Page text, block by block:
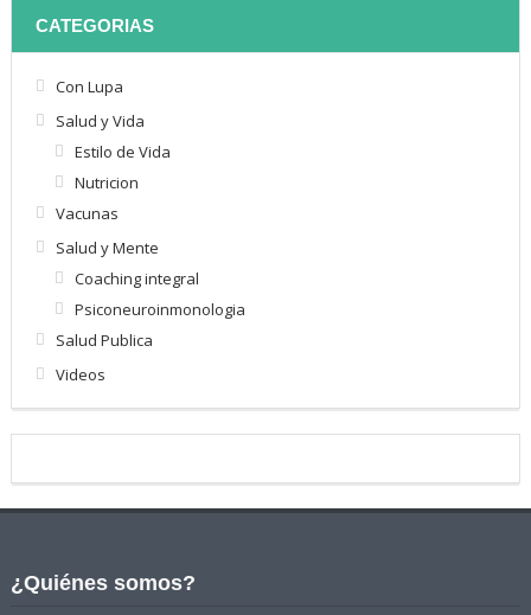
CATEGORIAS
Con Lupa
Salud y Vida
Estilo de Vida
Nutricion
Vacunas
Salud y Mente
Coaching integral
Psiconeuroinmonologia
Salud Publica
Videos
¿Quiénes somos?